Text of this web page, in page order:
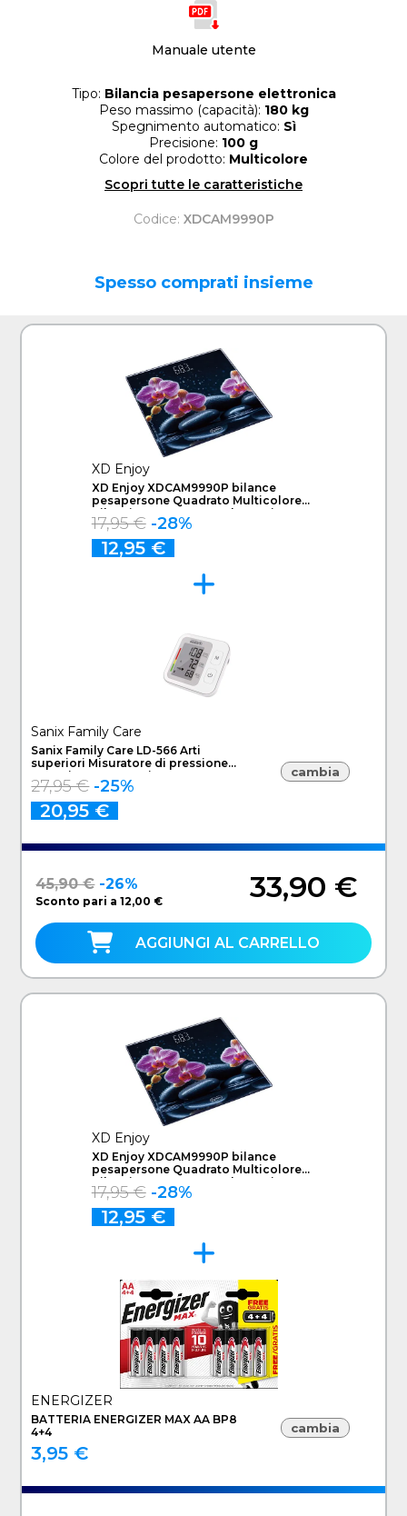
Manuale utente
Tipo: Bilancia pesapersone elettronica
Peso massimo (capacità): 180 kg
Spegnimento automatico: Sì
Precisione: 100 g
Colore del prodotto: Multicolore
Scopri tutte le caratteristiche
Codice: XDCAM9990P
Spesso comprati insieme
XD Enjoy
XD Enjoy XDCAM9990P bilance
pesapersone Quadrato Multicolore
Bilancia pesapersone elettronica
17,95 € -28%
12,95 €
Sanix Family Care
Sanix Family Care LD-566 Arti
superiori Misuratore di pressione
sanguigna automatico
27,95 € -25%
20,95 €
cambia
45,90 € -26%
Sconto pari a 12,00 € 33,90 €
AGGIUNGI AL CARRELLO
XD Enjoy
XD Enjoy XDCAM9990P bilance
pesapersone Quadrato Multicolore
Bilancia pesapersone elettronica
17,95 € -28%
12,95 €
ENERGIZER
BATTERIA ENERGIZER MAX AA BP8
4+4
3,95 €
cambia